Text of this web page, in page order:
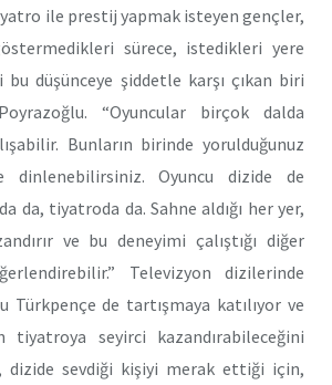
ile prestij yapmak isteyen gençler,
sürece, istedikleri yere
düşünceye şiddetle karşı çıkan biri
“Oyuncular birçok dalda
Bunların birinde yorulduğunuz
dinlenebilirsiniz. Oyuncu dizide de
da, tiyatroda da. Sahne aldığı her yer,
ve bu deneyimi çalıştığı diğer
Televizyon dizilerinde
Türkpençe de tartışmaya katılıyor ve
tiyatroya seyirci kazandırabileceğini
dizide sevdiği kişiyi merak ettiği için,